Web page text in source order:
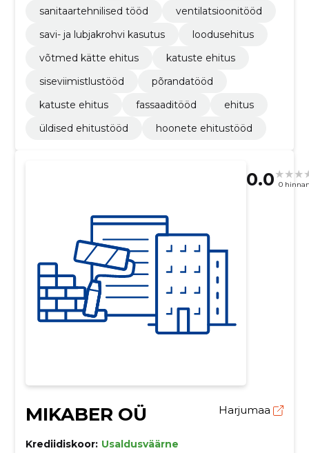
sanitaartehnilised tööd
ventilatsioonitööd
savi- ja lubjakrohvi kasutus
loodusehitus
võtmed kätte ehitus
katuste ehitus
siseviimistlustööd
põrandatööd
katuste ehitus
fassaaditööd
ehitus
üldised ehitustööd
hoonete ehitustööd
0.0 0
MIKABER OÜ Harjumaa
Krediidiskoor: Usaldusväärne